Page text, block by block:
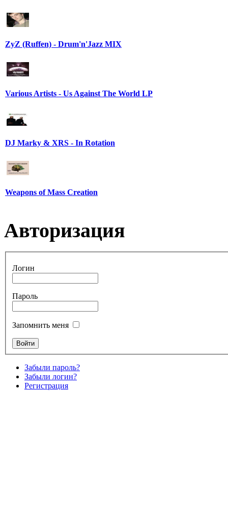
ZyZ (Ruffen) - Drum'n'Jazz MIX
Various Artists - Us Against The World LP
DJ Marky & XRS - In Rotation
Weapons of Mass Creation
Авторизация
Логин
Пароль
Запомнить меня
Забыли пароль?
Забыли логин?
Регистрация